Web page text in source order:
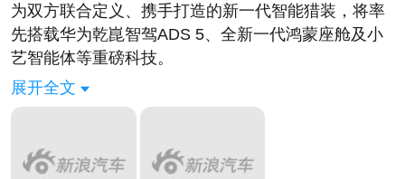
为双方联合定义、携手打造的新一代智能猎装，将率
先搭载华为乾崑智驾ADS 5、全新一代鸿蒙座舱及小
艺智能体等重磅科技。
而“可进化能力”是启境GT7的核心亮点，它不仅满足
当前智能辅助驾驶的最高标准，更具备全链路冗余架
助驾驶体验。#启境高管称GT7是为未来而造的车##
启境GT7定义含华量新高度##启境汽车
展开全文